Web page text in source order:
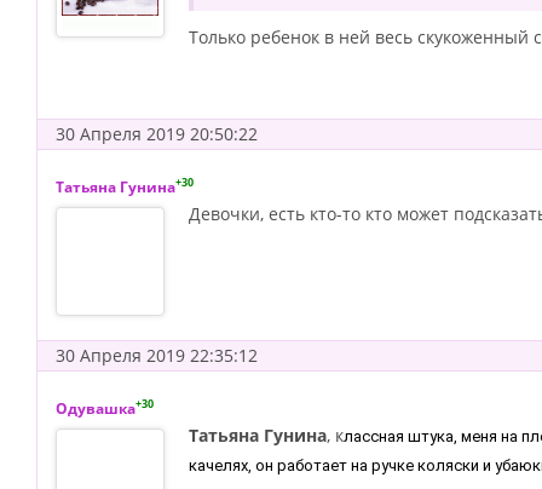
Только ребенок в ней весь скукоженный
30 Апреля 2019 20:50:22
Татьяна Гунина+30
Девочки, есть кто-то кто может
30 Апреля 2019 22:35:12
Одувашка+30
Татьяна Гунина, классная штука, меня на
качелях, он работает на ручке коляски и